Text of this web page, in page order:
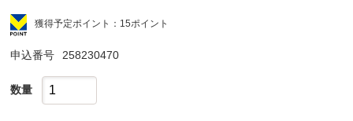
獲得予定ポイント：15ポイント
申込番号 258230470
数量